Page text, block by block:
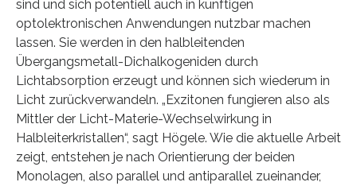
sind und sich potentiell auch in künftigen
optolektronischen Anwendungen nutzbar machen
lassen. Sie werden in den halbleitenden
Übergangsmetall-Dichalkogeniden durch
Lichtabsorption erzeugt und können sich wiederum in
Licht zurückverwandeln. „Exzitonen fungieren also als
Mittler der Licht-Materie-Wechselwirkung in
Halbleiterkristallen“, sagt Högele. Wie die aktuelle Arbeit
zeigt, entstehen je nach Orientierung der beiden
Monolagen, also parallel und antiparallel zueinander,